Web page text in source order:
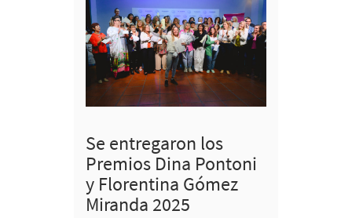
Se entregaron los
Premios Dina Pontoni
y Florentina Gómez
Miranda 2025